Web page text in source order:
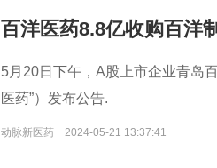
百洋医药8.8亿收购百洋
5月20日下午，A股上市企业青岛
医药”）发布公告.
动脉新医药 2024-05-21 13:37:41